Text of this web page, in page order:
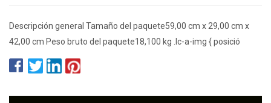
Descripción general Tamaño del paquete59,00 cm x 29,00 cm x
42,00 cm Peso bruto del paquete18,100 kg .lc-a-img { posició